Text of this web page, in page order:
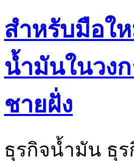
สำหรับมือใ
น้ำมันในวง
ชายฝั่ง
ธุรกิจน้ำมัน ธุร